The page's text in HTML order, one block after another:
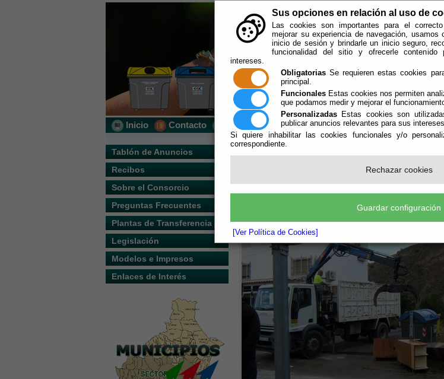
Sus opciones en relación al uso de
Las cookies son importantes para el
mejorar su experiencia de navegación,
inicio de sesión y brindarle un inicio seguro,
funcionalidad del sitio y ofrecerle contenido
intereses.
Obligatorias Se requieren estas cookies
principal.
Funcionales Estas cookies nos permiten
que podamos medir y mejorar el
Personalizadas Estas cookies son
publicar anuncios relevantes para sus
Si quiere inhabilitar las cookies funcionales y/o
correspondiente.
Rechazar cookies
Guardar configuración
[Ver Política de Cookies]
Inicio Contacto Localización Quién Somos
Tablón de Anuncios
Recibos
Sobre el Consorcio
Preguntas Frecuentes
Plantas de Transferencia
Legislación
Modelos e Impresos
Enlaces de Interés
Usted se encuentra aquí: